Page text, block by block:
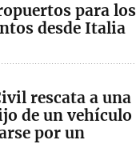
para los
desde Italia
rescata a una
de un vehículo
por un